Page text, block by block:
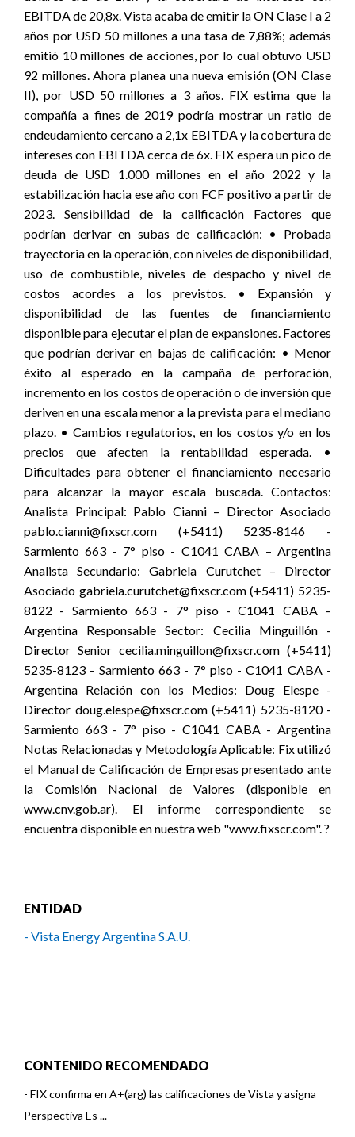
EBITDA de 20,8x. Vista acaba de emitir la ON Clase I a 2
años por USD 50 millones a una tasa de 7,88%; además
emitió 10 millones de acciones, por lo cual obtuvo USD
92 millones. Ahora planea una nueva emisión (ON Clase
II), por USD 50 millones a 3 años. FIX estima que la
compañía a fines de 2019 podría mostrar un ratio de
endeudamiento cercano a 2,1x EBITDA y la cobertura de
intereses con EBITDA cerca de 6x. FIX espera un pico de
deuda de USD 1.000 millones en el año 2022 y la
estabilización hacia ese año con FCF positivo a partir de
2023. Sensibilidad de la calificación Factores que
podrían derivar en subas de calificación: • Probada
trayectoria en la operación, con niveles de disponibilidad,
uso de combustible, niveles de despacho y nivel de
costos acordes a los previstos. • Expansión y
disponibilidad de las fuentes de financiamiento
disponible para ejecutar el plan de expansiones. Factores
que podrían derivar en bajas de calificación: • Menor
éxito al esperado en la campaña de perforación,
incremento en los costos de operación o de inversión que
deriven en una escala menor a la prevista para el mediano
plazo. • Cambios regulatorios, en los costos y/o en los
precios que afecten la rentabilidad esperada. •
Dificultades para obtener el financiamiento necesario
para alcanzar la mayor escala buscada. Contactos:
Analista Principal: Pablo Cianni – Director Asociado
pablo.cianni@fixscr.com (+5411) 5235-8146 -
Sarmiento 663 - 7° piso - C1041 CABA – Argentina
Analista Secundario: Gabriela Curutchet – Director
Asociado gabriela.curutchet@fixscr.com (+5411) 5235-
8122 - Sarmiento 663 - 7° piso - C1041 CABA –
Argentina Responsable Sector: Cecilia Minguillón -
Director Senior cecilia.minguillon@fixscr.com (+5411)
5235-8123 - Sarmiento 663 - 7° piso - C1041 CABA -
Argentina Relación con los Medios: Doug Elespe -
Director doug.elespe@fixscr.com (+5411) 5235-8120 -
Sarmiento 663 - 7° piso - C1041 CABA - Argentina
Notas Relacionadas y Metodología Aplicable: Fix utilizó
el Manual de Calificación de Empresas presentado ante
la Comisión Nacional de Valores (disponible en
www.cnv.gob.ar). El informe correspondiente se
encuentra disponible en nuestra web "www.fixscr.com". ?
ENTIDAD
- Vista Energy Argentina S.A.U.
CONTENIDO RECOMENDADO
- FIX confirma en A+(arg) las calificaciones de Vista y asigna
Perspectiva Es ...